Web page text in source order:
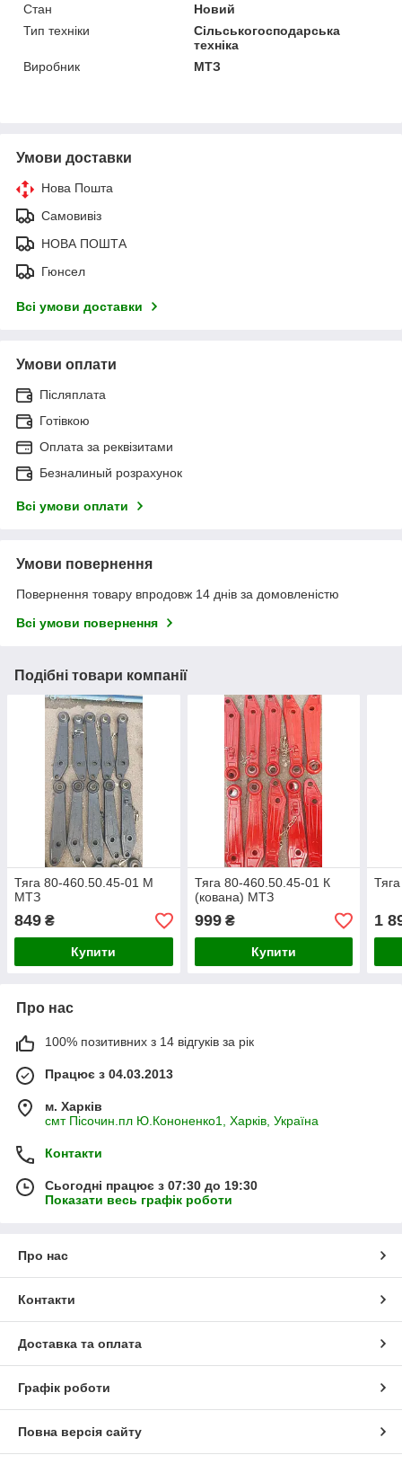
Стан
Новий
Тип техніки
Сільськогосподарська
техніка
Виробник
МТЗ
Умови доставки
Нова Пошта
Самовивіз
НОВА ПОШТА
Гюнсел
Всі умови доставки
Умови оплати
Післяплата
Готівкою
Оплата за реквізитами
Безналиный розрахунок
Всі умови оплати
Умови повернення
Повернення товару впродовж 14 днів за домовленістю
Всі умови повернення
Подібні товари компанії
Тяга 80-460.50.45-01 М
МТЗ
849 ₴
Купити
Тяга 80-460.50.45-01 К
(кована) МТЗ
999₴
Купити
1
Про нас
100% позитивних з 14 відгуків за рік
Працює з 04.03.2013
м. Харків
смт Пісочин.пл Ю.Кононенко1, Харків, Україна
Контакти
Сьогодні працює з 07:30 до 19:30
Показати весь графік роботи
Про нас
Контакти
Доставка та оплата
Графік роботи
Повна версія сайту